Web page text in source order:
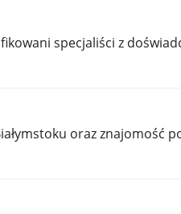
specjaliści z
oraz znajomość